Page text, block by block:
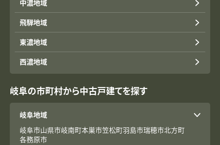
中濃地域
飛騨地域
東濃地域
西濃地域
岐阜の市町村から中古戸建てを探す
岐阜地域
岐阜市山県市岐南町本巣市笠松町羽島市瑞穂市北方町
各務原市